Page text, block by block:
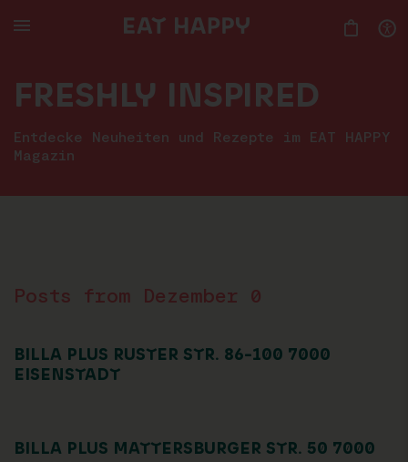
TO
FRESHLY INSPIRED
Entdecke Neuheiten und Rezepte im EAT HAPPY
Magazin
Posts from Dezember 0
BILLA PLUS RUSTER STR. 86-100 7000
EISENSTADT
BILLA PLUS MATTERSBURGER STR. 50 7000